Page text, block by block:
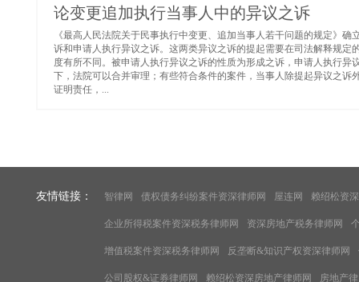
论变更追加执行当事人中的异议之诉
《最高人民法院关于民事执行中变更、追加当事人若干问题的规定》
诉和申请人执行异议之诉。这两类异议之诉的提起需要在司法解释规
度有所不同。被申请人执行异议之诉的性质为形成之诉，申请人执行
下，法院可以合并审理；有些符合条件的案件，当事人除提起异议之
证明责任，...
友情链接： 智律网 债权债务纠纷案件资深律师网 屋连网 赖绍松资
企业所得税案件资深税务律师网 资深房地产税务律师网
增值税案件资深税务律师网 反垄断&知识产权资深律师网
公司股权&证券律师网 赖绍松资深房地产律师网 房地产